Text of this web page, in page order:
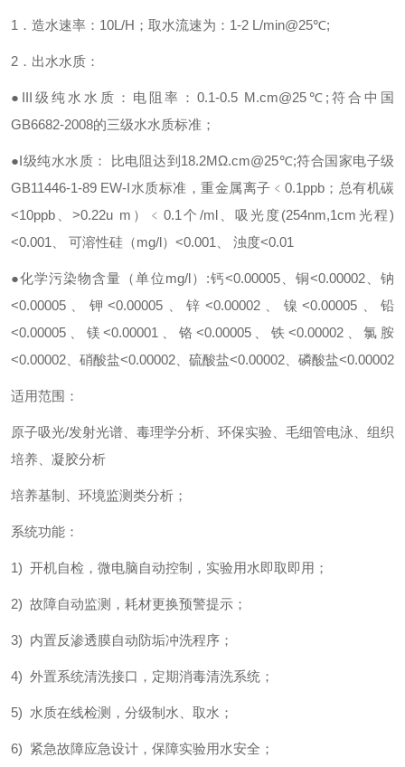
1．造水速率：10L/H；取水流速为：1-2 L/min@25℃;
2．出水水质：
●III级纯水水质：电阻率：0.1-0.5 M.cm@25℃;符合中国
GB6682-2008的三级水水质标准；
●I级纯水水质： 比电阻达到18.2MΩ.cm@25℃;符合国家电子级
GB11446-1-89 EW-I水质标准，重金属离子﹤0.1ppb；总有机碳
<10ppb、>0.22u m）﹤0.1个/ml、吸光度(254nm,1cm光程)
<0.001、 可溶性硅（mg/l）<0.001、 浊度<0.01
●化学污染物含量（单位mg/l）:钙<0.00005、铜<0.00002、钠
<0.00005、钾<0.00005、锌<0.00002、镍<0.00005、铅
<0.00005、镁<0.00001、铬<0.00005、铁<0.00002、氯胺
<0.00002、硝酸盐<0.00002、硫酸盐<0.00002、磷酸盐<0.00002
适用范围：
原子吸光/发射光谱、毒理学分析、环保实验、毛细管电泳、组织
培养、凝胶分析
培养基制、环境监测类分析；
系统功能：
1) 开机自检，微电脑自动控制，实验用水即取即用；
2) 故障自动监测，耗材更换预警提示；
3) 内置反渗透膜自动防垢冲洗程序；
4) 外置系统清洗接口，定期消毒清洗系统；
5) 水质在线检测，分级制水、取水；
6) 紧急故障应急设计，保障实验用水安全；